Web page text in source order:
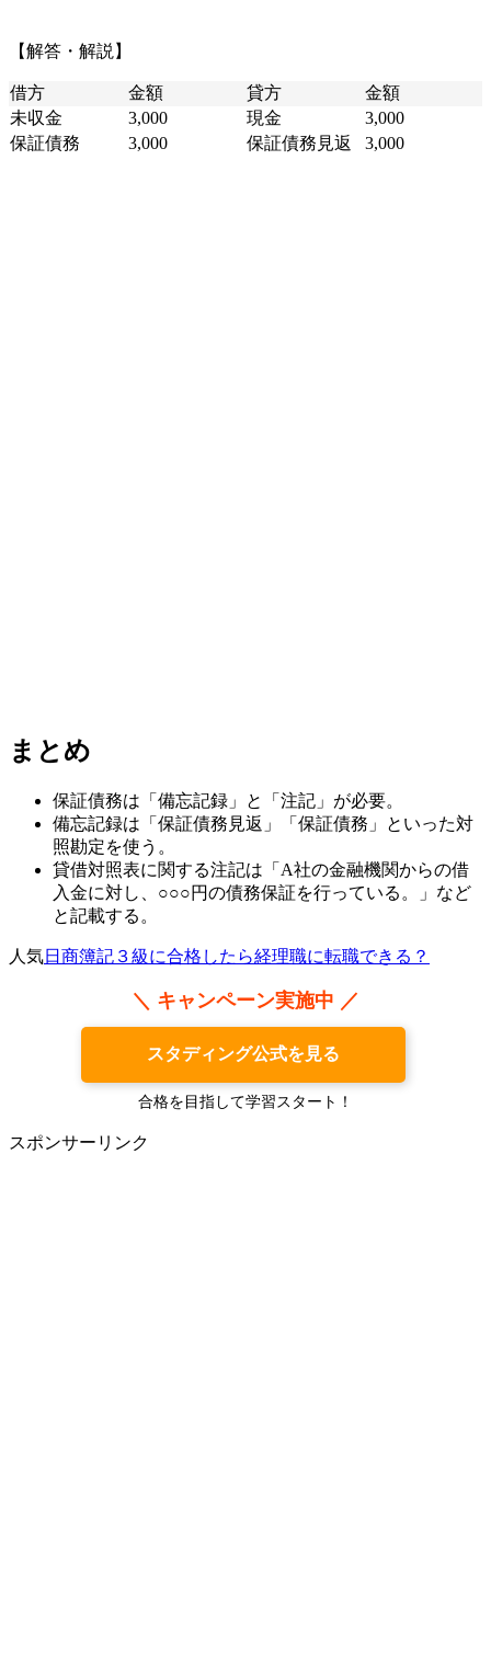
【解答・解説】
借方 金額 貸方
金額
未収金
3,000 現金
3,000
保証債務
3,000 保証債務見返 3,000
まとめ
保証債務は「備忘記録」と「注記」が必要。
備忘記録は「保証債務見返」「保証債務」といった対
照勘定を使う。
貸借対照表に関する注記は「A社の金融機関からの借
入金に対し、○○○円の債務保証を行っている。」など
と記載する。
人気日商簿記３級に合格したら経理職に転職できる？
＼ キャンペーン実施中 ／
スタディング公式を見る
合格を目指して学習スタート！
スポンサーリンク